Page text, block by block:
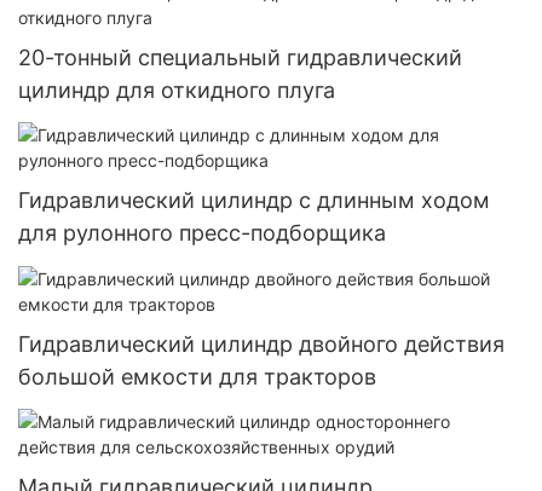
20-тонный специальный гидравлический
цилиндр для откидного плуга
Гидравлический цилиндр с длинным ходом
для рулонного пресс-подборщика
Гидравлический цилиндр двойного действия
большой емкости для тракторов